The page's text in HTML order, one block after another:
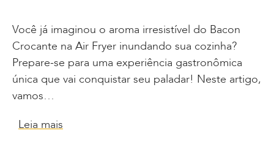
Você já imaginou o aroma irresistível do Bacon
Crocante na Air Fryer inundando sua cozinha?
Prepare-se para uma experiência gastronômica
única que vai conquistar seu paladar! Neste artigo,
vamos…
Leia mais